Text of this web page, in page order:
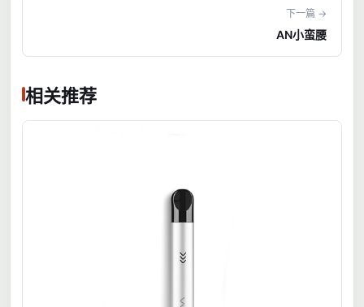
下一篇 →
AN小蛮腰
相关推荐